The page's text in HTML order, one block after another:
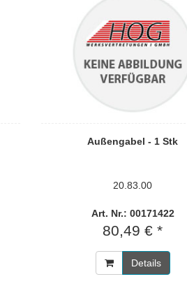
Außengabel - 1 Stk
20.83.00
Art. Nr.: 00171422
80,49 € *
Details